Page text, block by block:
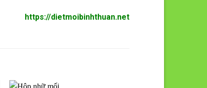
https://dietmoibinhthuan.net